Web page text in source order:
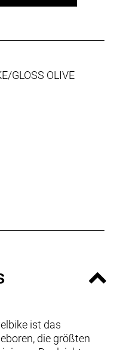
GLOSS OLIVE
ist das
die größten